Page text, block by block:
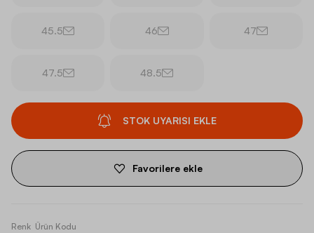
45.5 46 47
47.5 48.5
STOK UYARISI EKLE
Favorilere ekle
Renk Ürün Kodu